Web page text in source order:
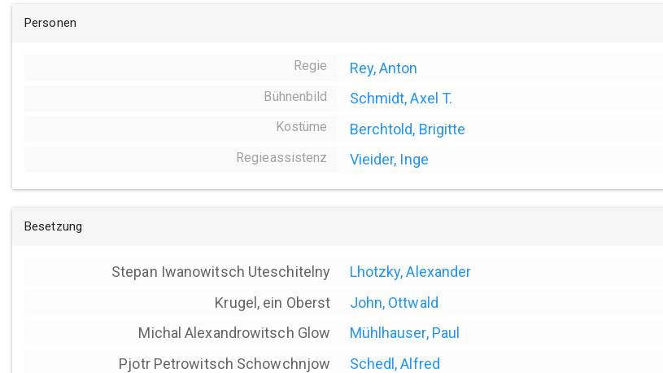
Personen
Regie Rey, Anton
Bühnenbild Schmidt, Axel T.
Kostüme Berchtold, Brigitte
Regieassistenz Vieider, Inge
Besetzung
Stepan Iwanowitsch Uteschitelny
Lhotzky, Alexander
Krugel, ein Oberst
John, Ottwald
Michal Alexandrowitsch Glow
Mühlhauser, Paul
Pjotr Petrowitsch Schowchnjow
Schedl, Alfred